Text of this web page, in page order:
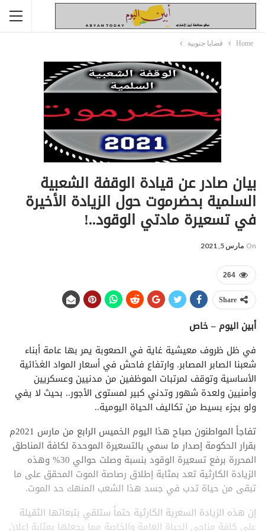
Home قضايا جنوبية
بيان صادر عن قيادة الوقفة الشعبية
السلمية بحضرموت حول الزيادة الأخيرة
في تسعيرة مادتي الوقود..!
On مارس 5, 2021
264
Share
أبين اليوم – خاص
في ظل ظروف معيشية غاية في الصعوبة يمر بها عامة أبناء
شعبنا الصابر المصابر. وارتفاع فاحش في أسعار المواد الغذائية
الأساسية وتوقف لمرتبات الموظفين من مدنيين وعسكريين
وأمنيين ولعدة شهور وتدني كبير لمستوى الأجور.. بحيث لا يفي
ولو بجزء بسيط من تكاليف الحياة اليومية..
تفاجأ المواطنون صباح هذا اليوم الخميس الرابع من مارس 2021م
بقرار الحكومة إصدار ما سمي بالتسعيرة الموحدة لكافة المناطق
المحررة برفع تسعيرة الوقود بنسبة وصلت حوالي 30% وهذه
الزيادة الكارثية تعد بمثابة إطلاق رصاصة الموت المحقق على ما
تبقى من حياة تدب في جسد هذا الشعب المنهك حد الموت.
إن هذه الزيادة السعرية الكارثية حتماً ستلقي بتبعاتها الثقيلة
على كافة مناحي الحياة العامة والخاصة مما يجعلها بمثابة إعلان